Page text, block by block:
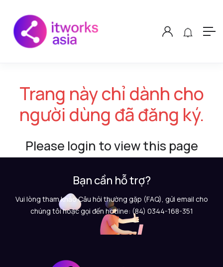
Trang này chỉ dành cho
người dùng đã đăng ký.
Please login to view this page
Bạn cần hỗ trợ?
Vui lòng tham khảo Câu hỏi thường gặp (FAQ), gửi email cho
chúng tôi hoặc gọi đến hotline: (84) 0344-168-351